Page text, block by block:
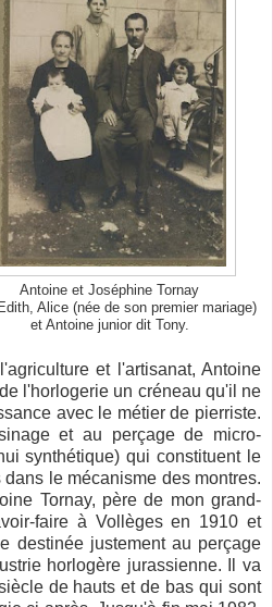
Antoine et Joséphine Tornay
Alice (née de son premier mariage)
et Antoine junior dit Tony.
et l'artisanat, Antoine
l'horlogerie un créneau qu'il ne
avec le métier de pierriste.
et au perçage de micro-
synthétique) qui constituent le
le mécanisme des montres.
Tornay, père de mon grand-
faire à Vollèges en 1910 et
destinée justement au perçage
horlogère jurassienne. Il va
de hauts et de bas qui sont